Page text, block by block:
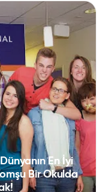
En İyi
Bir Okulda